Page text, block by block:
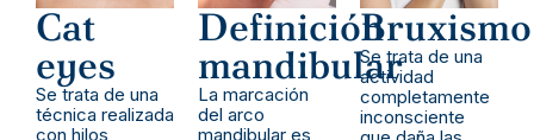
Cat
eyes
Se trata de una
técnica realizada
con hilos
Definición
mandibular
La marcación
del arco
mandibular es
Bruxismo
Se trata de una
actividad
completamente
inconsciente